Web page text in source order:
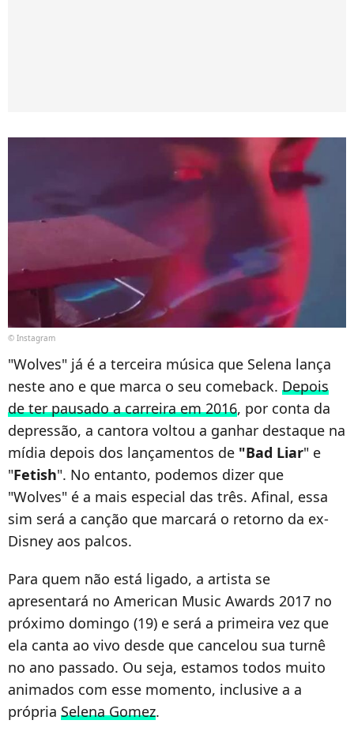
© Instagram
"Wolves" já é a terceira música que Selena lança
neste ano e que marca o seu comeback. Depois
de ter pausado a carreira em 2016, por conta da
depressão, a cantora voltou a ganhar destaque na
mídia depois dos lançamentos de "Bad Liar" e
"Fetish". No entanto, podemos dizer que
"Wolves" é a mais especial das três. Afinal, essa
sim será a canção que marcará o retorno da ex-
Disney aos palcos.
Para quem não está ligado, a artista se
apresentará no American Music Awards 2017 no
próximo domingo (19) e será a primeira vez que
ela canta ao vivo desde que cancelou sua turnê
no ano passado. Ou seja, estamos todos muito
animados com esse momento, inclusive a a
própria Selena Gomez.